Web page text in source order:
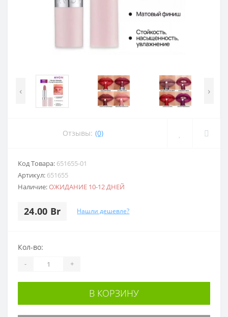
‹ ›
Отзывы: (0)
Код Товара: 651655-01
Артикул: 651655
Наличие:ОЖИДАНИЕ 10-12 ДНЕЙ
24.00 Br Нашли дешевле?
Кол-во:
- +
В КОРЗИНУ